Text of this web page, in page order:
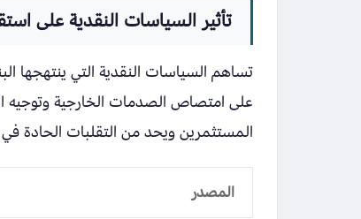
تأثير السياسات النقدية على
تساهم السياسات النقدية التي
على امتصاص الصدمات الخارجية وتوجيه
المستثمرين ويحد من التقلبات الحادة في
المصدر